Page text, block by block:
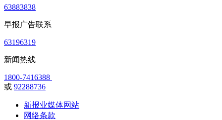
63883838
早报广告联系
63196319
新闻热线
1800-7416388
或 92288736
新报业媒体网站
网络条款